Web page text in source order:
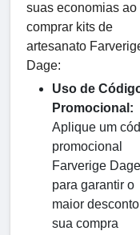
suas economias ao
comprar kits de
artesanato
Dage:
Uso de
Promocional:
Aplique um
promocional
Farverige Dage
para garantir o
maior
sua compra